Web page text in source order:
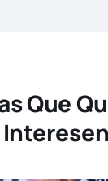
Que
Interesen